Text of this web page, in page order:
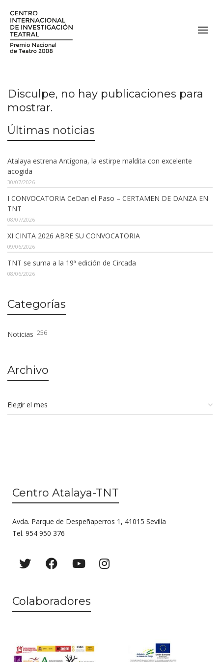
Disculpe, no hay publicaciones para
mostrar.
Últimas noticias
Atalaya estrena Antígona, la estirpe maldita con excelente
acogida
30/07/2026
I CONVOCATORIA CeDan el Paso – CERTAMEN DE DANZA EN
TNT
08/07/2026
XI CINTA 2026 ABRE SU CONVOCATORIA
09/06/2026
TNT se suma a la 19ª edición de Circada
08/06/2026
Categorías
Noticias 256
Archivo
Centro Atalaya-TNT
Avda. Parque de Despeñaperros 1, 41015 Sevilla
Tel. 954 950 376
Colaboradores